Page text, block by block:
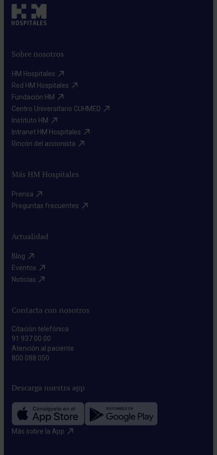
Sobre nosotros
HM Hospitales​
Red HM Hospitales​
Fundación HM​
Centro Universitario CUHMED​
Instituto HM​
Intranet HM Hospitales​
Rincón del accionista​
Más HM Hospitales
Prensa​
Preguntas frecuentes​
Actualidad
Blog​
Eventos​
Noticias​
Contacta con nosotros
Citación telefónica
91 937 00 00
Atención al paciente
800 088 050
Descarga nuestra app
Más sobre la App​